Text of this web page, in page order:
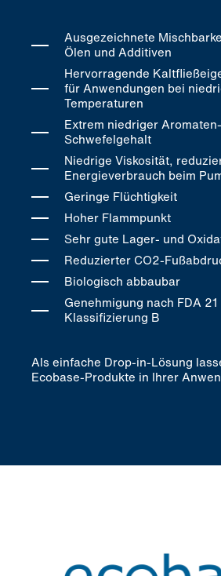
Ausgezeichnete
Ölen und Additiven
Hervorragende
für Anwendungen bei
Temperaturen
Extrem niedriger
Schwefelgehalt
Niedrige Viskosität,
Energieverbrauch beim
Geringe Flüchtigkeit
Hoher Flammpunkt
Sehr gute Lager- und
Reduzierter CO2-
Biologisch abbaubar
Genehmigung nach FDA
Klassifizierung B
Als einfache Drop-in-Lösung
Ecobase-Produkte in Ihrer